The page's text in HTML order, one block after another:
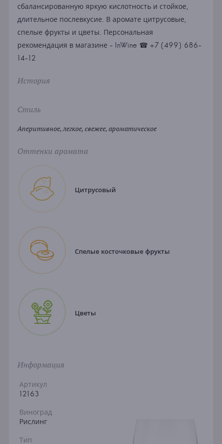
сбалансированную яркую кислотность и стойкое,
длительное послевкусие. В аромате цитрусовые,
спелые фрукты и цветы. Персональная
рекомендация в магазине - InWine ☎ +7 (499) 686-
14-12
История
Стиль
Аперитивное, легкое, свежее, ароматическое
Оттенки аромата
Цитрусовый
Спелые косточковые фрукты
Цветы
Информация
Артикул
12163
Виноград
Рислинг
Тип